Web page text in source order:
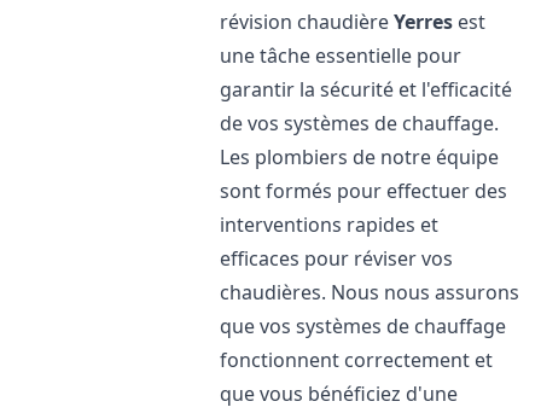
révision chaudièreYerres est
une tâche essentielle pour
garantir la sécurité et l'efficacité
de vos systèmes de chauffage.
Les plombiers de notre équipe
sont formés pour effectuer des
interventions rapides et
efficaces pour réviser vos
chaudières. Nous nous assurons
que vos systèmes de chauffage
fonctionnent correctement et
que vous bénéficiez d'une